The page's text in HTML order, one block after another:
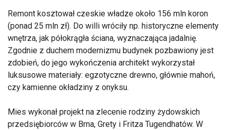
Remont kosztował czeskie władze około 156 mln koron
(ponad 25 mln zł). Do willi wróciły np. historyczne elementy
wnętrza, jak półokrągła ściana, wyznaczająca jadalnię.
Zgodnie z duchem modernizmu budynek pozbawiony jest
zdobień, do jego wykończenia architekt wykorzystał
luksusowe materiały: egzotyczne drewno, głównie mahoń,
czy kamienne okładziny z onyksu.
Mies wykonał projekt na zlecenie rodziny żydowskich
przedsiębiorców w Brna, Grety i Fritza Tugendhatów. W